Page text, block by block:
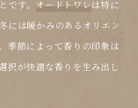
です。 オードトワレは特に
には暖かみのあるオリエン
季節によって香りの印象は
択が快適な香りを生み出し